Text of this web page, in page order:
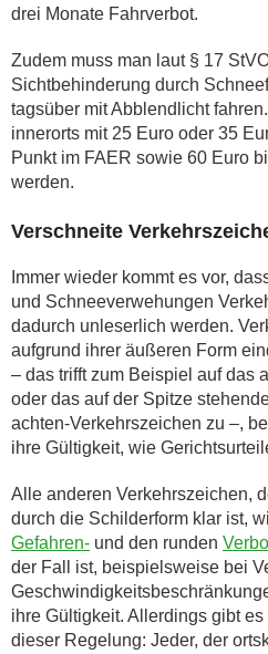
drei Monate Fahrverbot.
Zudem muss man laut § 17
Sichtbehinderung durch
tagsüber mit Abblendlicht
innerorts mit 25 Euro oder 35
Punkt im FAER sowie 60 Euro
werden.
Verschneite
Immer wieder kommt es vor,
und Schneeverwehungen
dadurch unleserlich werden.
aufgrund ihrer äußeren Form
– das trifft zum Beispiel auf das
oder das auf der Spitze
achten-Verkehrszeichen zu –,
ihre Gültigkeit, wie
Alle anderen Verkehrszeichen,
durch die Schilderform klar ist,
Gefahren- und den runden
der Fall ist, beispielsweise bei
ihre Gültigkeit. Allerdings gibt
dieser Regelung: Jeder, der